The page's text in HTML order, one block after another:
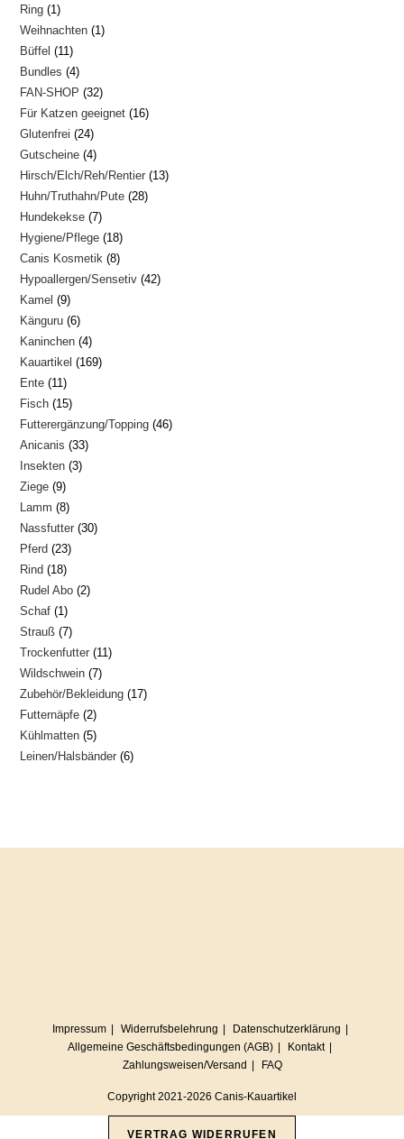
Ring 11
Produkt
Weihnachten 11
Büffel 1111
Produkte
Bundles 44
Produkte
FAN-SHOP 3232
Produkte
Für Katzen geeignet 1616
Glutenfrei 2424
Produkte
Gutscheine 44
Produkte
Hirsch/Elch/Reh/Rentier 1313
Huhn/Truthahn/Pute 2828
Hundekekse 77
Produkte
Hygiene/Pflege 1818
Produkte
Canis Kosmetik 88
Produkte
Hypoallergen/Sensetiv 4242
Kamel 99
Produkte
Känguru 66
Produkte
Kaninchen 44
Produkte
Kauartikel 169169
Ente 1111
Produkte
Fisch 1515
Produkte
Futterergänzung/Topping 4646
Anicanis 3333
Insekten 33
Ziege 99
Produkte
Lamm 88
Produkte
Nassfutter 3030
Pferd 2323
Rind 1818
Produkte
Rudel Abo 22
Schaf 11
Produkt
Strauß 77
Produkte
Trockenfutter 1111
Wildschwein 77
Produkte
Zubehör/Bekleidung 1717
Futternäpfe 22
Produkte
Kühlmatten 55
Produkte
Leinen/Halsbänder 66
Impressum Widerrufsbelehrung
Datenschutzerklärung
Allgemeine Geschäftsbedingungen (AGB)
Kontakt
Zahlungsweisen/Versand
FAQ
Copyright 2021-2026 Canis-Kauartikel
VERTRAG WIDERRUFEN